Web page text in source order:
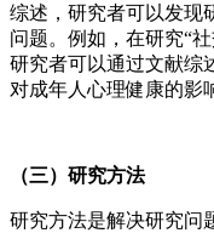
综述，研究者可以发现
问题。例如，在研究“
研究者可以通过文献综
对成年人心理健康的影
（三）研究方法
研究方法是解决研究问